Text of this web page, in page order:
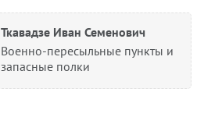
Ткавадзе Иван Семенович
Военно-пересыльные пункты и
запасные полки